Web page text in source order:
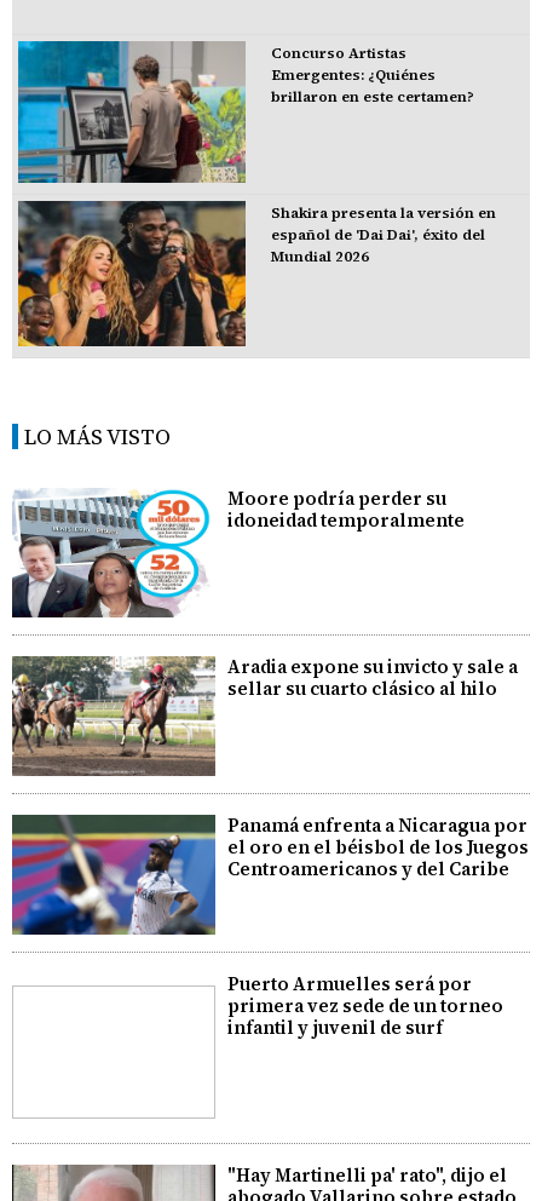
Concurso Artistas
Emergentes: ¿Quiénes
brillaron en este certamen?
Shakira presenta la versión en
español de 'Dai Dai', éxito del
Mundial 2026
LO MÁS VISTO
Moore podría perder su
idoneidad temporalmente
Aradia expone su invicto y sale a
sellar su cuarto clásico al hilo
Panamá enfrenta a Nicaragua por
el oro en el béisbol de los Juegos
Centroamericanos y del Caribe
Puerto Armuelles será por
primera vez sede de un torneo
infantil y juvenil de surf
"Hay Martinelli pa' rato", dijo el